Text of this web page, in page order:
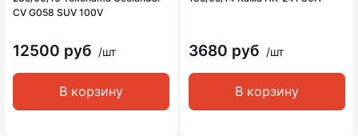
CV G058 SUV 100V
12500 руб /шт
В корзину
3680 руб /шт
В корзину